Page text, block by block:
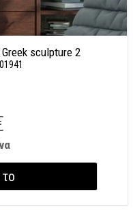
sculpture 2